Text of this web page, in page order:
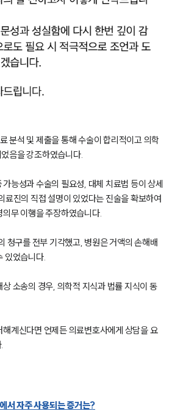
그룹소개
통합검색
분석 및 제출을 통해 수술이 합리적이고 의학
음을 강조하였습니다.
능성과 수술의 필요성, 대체 치료법 등이 상세
료진의 직접 설명이 있었다는 진술을 확보하여
무 이행을 주장하였습니다.
청구를 전부 기각했고, 병원은 거액의 손해배
있었습니다.
소송의 경우, 의학적 지식과 법률 지식이 동
해계신다면 언제든 의료변호사에게 상담을 요
서 자주 사용되는 증거는?